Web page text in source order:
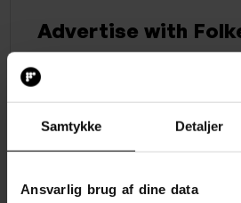
Samtykke Detaljer
Ansvarlig brug af dine data
Advertise with
Send a free request to us and
back to you as soon as possible.
Free of charge
Get price suggestions